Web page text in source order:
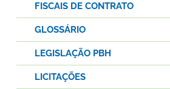
FISCAIS DE CONTRATO
GLOSSÁRIO
LEGISLAÇÃO PBH
LICITAÇÕES